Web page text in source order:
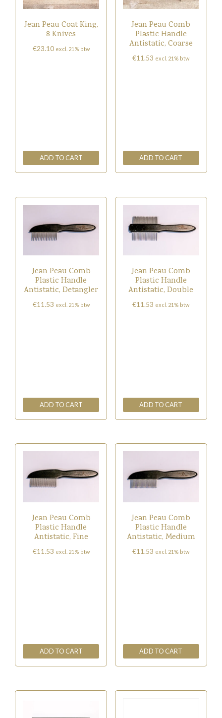
Jean Peau Coat King,
8 Knives
€23.10 excl. 21% btw
ADD TO CART
Jean Peau Comb
Plastic Handle
Antistatic, Coarse
€11.53 excl. 21% btw
ADD TO CART
Jean Peau Comb
Plastic Handle
Antistatic, Detangler
€11.53 excl. 21% btw
ADD TO CART
Jean Peau Comb
Plastic Handle
Antistatic, Double
€11.53 excl. 21% btw
ADD TO CART
Jean Peau Comb
Plastic Handle
Antistatic, Fine
€11.53 excl. 21% btw
ADD TO CART
Jean Peau Comb
Plastic Handle
Antistatic, Medium
€11.53 excl. 21% btw
ADD TO CART